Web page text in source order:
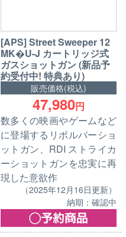
[APS] Street Sweeper 12
MK�U-J カートリッジ式
ガスショットガン (新品予
約受付中! 特典あり)
販売価格(税込)
47,980円
数多くの映画やゲームなど
に登場するリボルバーショ
ットガン、RDI ストライカ
ーショットガンを忠実に再
現した意欲作
（2025年12月16日更新）
納期：確認中